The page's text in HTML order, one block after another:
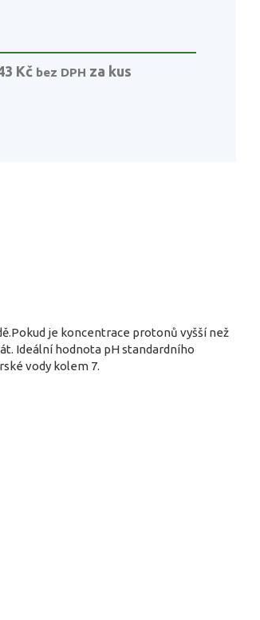
Kč bez DPH za kus
je koncentrace protonů vyšší než
Ideální hodnota pH standardního
vody kolem 7.